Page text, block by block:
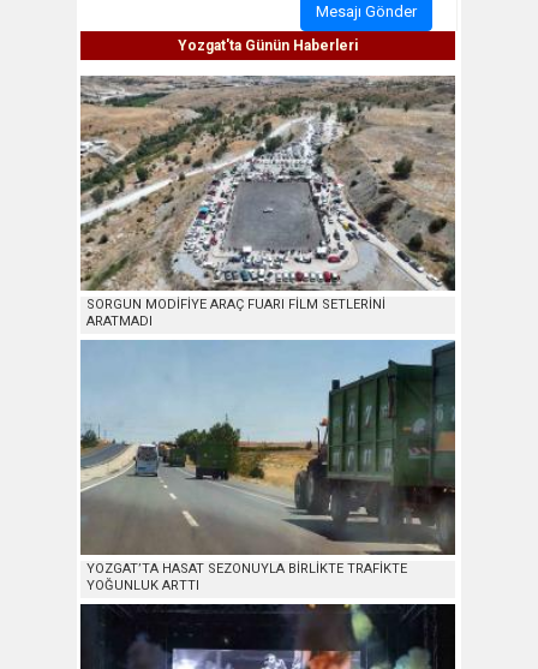
Mesajı Gönder
Yozgat'ta Günün Haberleri
SORGUN MODİFİYE ARAÇ FUARI FİLM SETLERİNİ
ARATMADI
YOZGAT’TA HASAT SEZONUYLA BİRLİKTE TRAFİKTE
YOĞUNLUK ARTTI